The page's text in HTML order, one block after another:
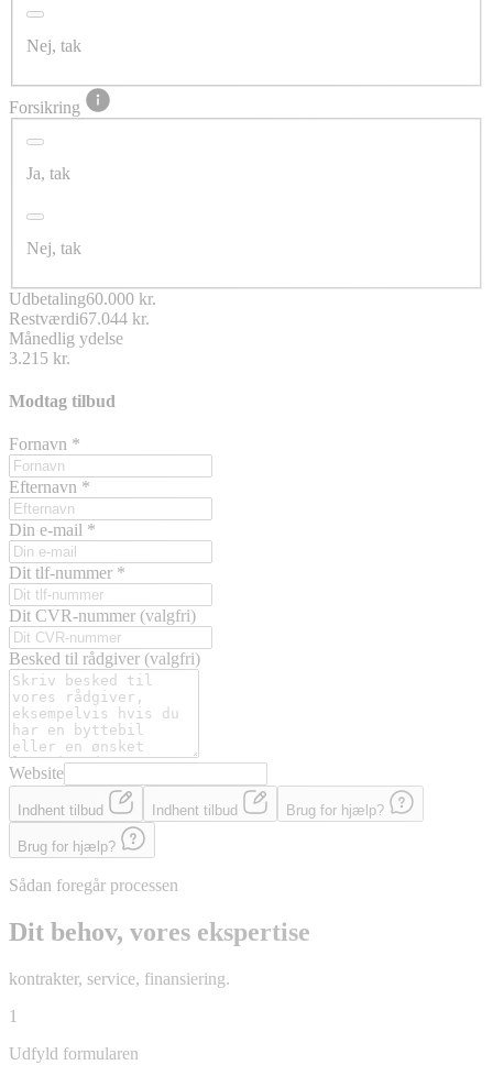
Nej, tak
Forsikring
Ja, tak
Nej, tak
Udbetaling60.000 kr.
Restværdi67.044 kr.
Månedlig ydelse
3.215 kr.
Modtag tilbud
Fornavn *
Efternavn *
Din e-mail *
Dit tlf-nummer *
Dit CVR-nummer (valgfri)
Besked til rådgiver (valgfri)
Website
Indhent tilbud Indhent tilbud Brug for hjælp?
Brug for hjælp?
Sådan foregår processen
Dit behov, vores ekspertise
kontrakter, service, finansiering.
1
Udfyld formularen